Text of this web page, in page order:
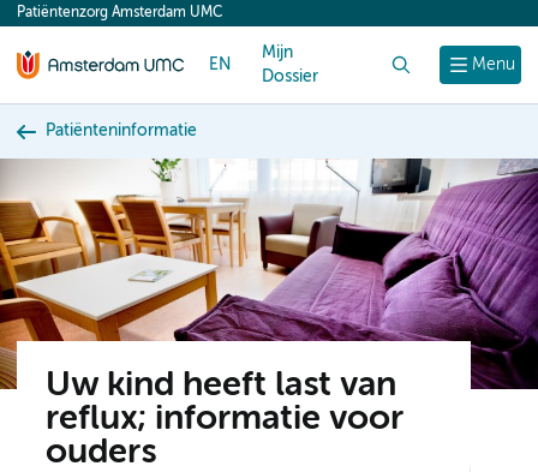
content
Menu
Patiëntenzorg Amsterdam UMC
EN
Mijn
Dossier
Patiënteninformatie
Uw kind heeft last van
reflux; informatie voor
ouders